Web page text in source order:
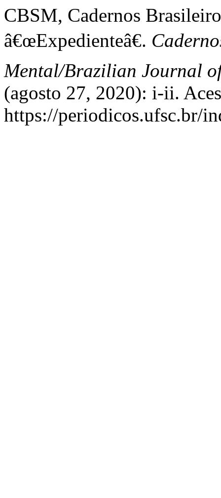
CBSM, Cadernos
â€œExpedienteâ€.
Mental/Brazilian Journal
(agosto 27, 2020): i-ii.
https://periodicos.ufsc.br/